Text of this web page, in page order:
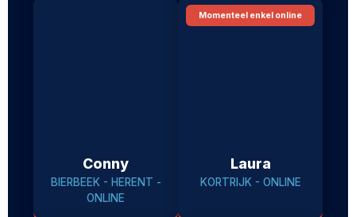
Conny
BIERBEEK - HERENT -
ONLINE
Momenteel enkel online
Laura
KORTRIJK - ONLINE